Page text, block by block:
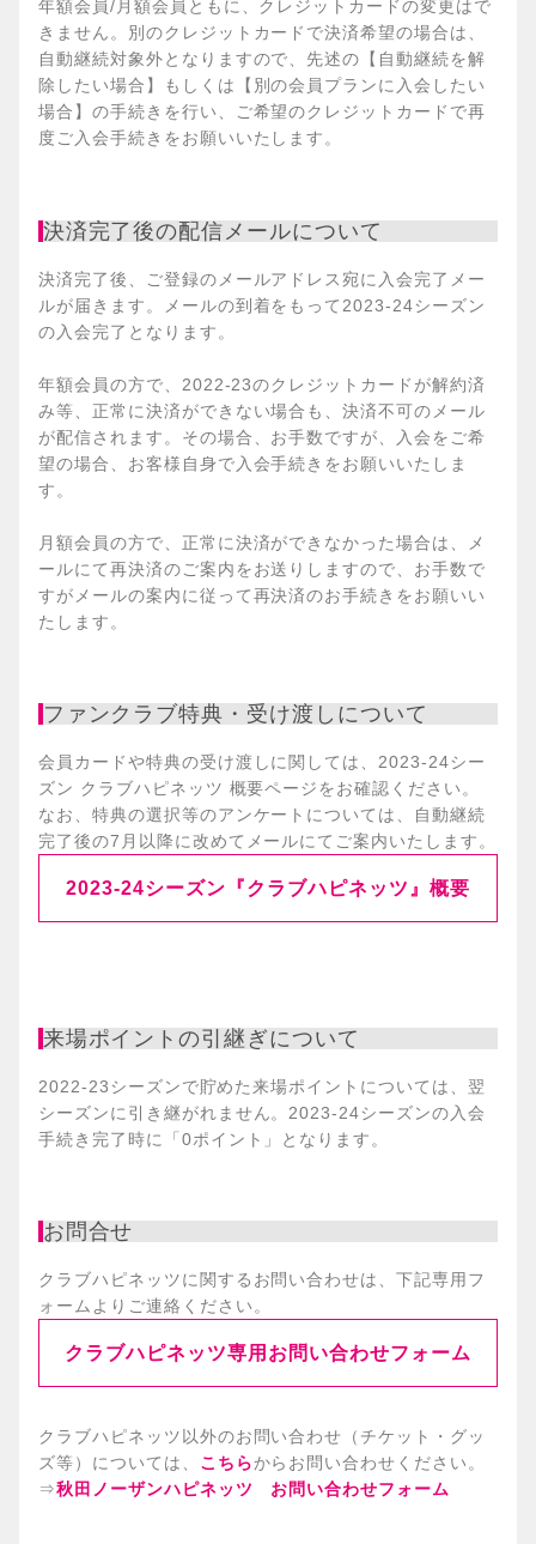
年額会員/月額会員ともに、クレジットカードの変更はで
きません。別のクレジットカードで決済希望の場合は、
自動継続対象外となりますので、先述の【自動継続を解
除したい場合】もしくは【別の会員プランに入会したい
場合】の手続きを行い、ご希望のクレジットカードで再
度ご入会手続きをお願いいたします。
決済完了後の配信メールについて
決済完了後、ご登録のメールアドレス宛に入会完了メー
ルが届きます。メールの到着をもって2023-24シーズン
の入会完了となります。
年額会員の方で、2022-23のクレジットカードが解約済
み等、正常に決済ができない場合も、決済不可のメール
が配信されます。その場合、お手数ですが、入会をご希
望の場合、お客様自身で入会手続きをお願いいたしま
す。
月額会員の方で、正常に決済ができなかった場合は、メ
ールにて再決済のご案内をお送りしますので、お手数で
すがメールの案内に従って再決済のお手続きをお願いい
たします。
ファンクラブ特典・受け渡しについて
会員カードや特典の受け渡しに関しては、2023-24シー
ズン クラブハピネッツ 概要ページをお確認ください。
なお、特典の選択等のアンケートについては、自動継続
完了後の7月以降に改めてメールにてご案内いたします。
2023-24シーズン『クラブハピネッツ』概要
来場ポイントの引継ぎについて
2022-23シーズンで貯めた来場ポイントについては、翌
シーズンに引き継がれません。2023-24シーズンの入会
手続き完了時に「0ポイント」となります。
お問合せ
クラブハピネッツに関するお問い合わせは、下記専用フ
ォームよりご連絡ください。
クラブハピネッツ専用お問い合わせフォーム
クラブハピネッツ以外のお問い合わせ（チケット・グッ
ズ等）については、 こちらからお問い合わせください。
⇒秋田ノーザンハピネッツ お問い合わせフォーム